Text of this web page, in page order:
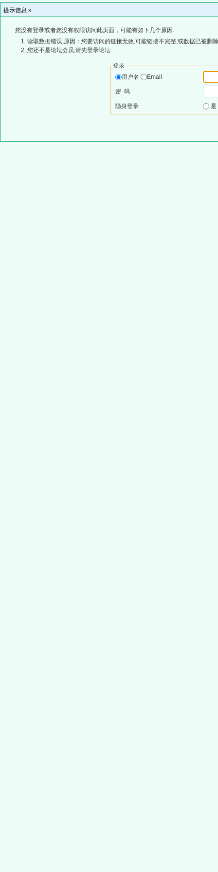
提示信息 »
您没有登录或者您没有权限访问此页面，可能有如下几个原因:
读取数据错误,原因：您要访问的链接无效,可能链接不完整,或数据已被删
您还不是论坛会员,请先登录论坛
登录
用户名
Email
密 码
隐身登录